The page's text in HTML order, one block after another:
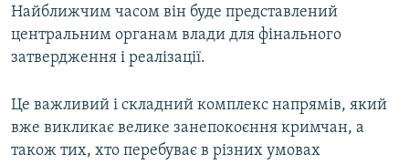
Найближчим часом він буде представлений
центральним органам влади для фінального
затвердження і реалізації.
Це важливий і складний комплекс напрямів, який
вже викликає велике занепокоєння кримчан, а
також тих, хто перебуває в різних умовах